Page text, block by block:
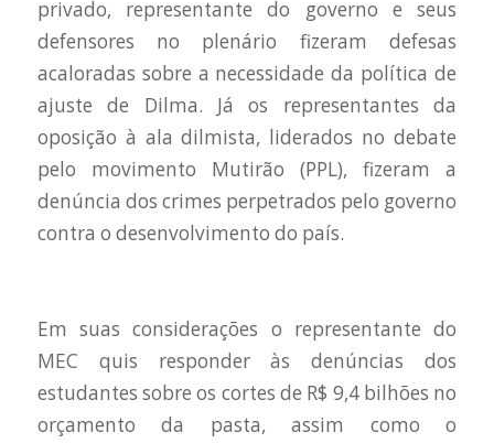
privado, representante do governo e seus
defensores no plenário fizeram defesas
acaloradas sobre a necessidade da política de
ajuste de Dilma. Já os representantes da
oposição à ala dilmista, liderados no debate
pelo movimento Mutirão (PPL), fizeram a
denúncia dos crimes perpetrados pelo governo
contra o desenvolvimento do país.
Em suas considerações o representante do
MEC quis responder às denúncias dos
estudantes sobre os cortes de R$ 9,4 bilhões no
orçamento da pasta, assim como o